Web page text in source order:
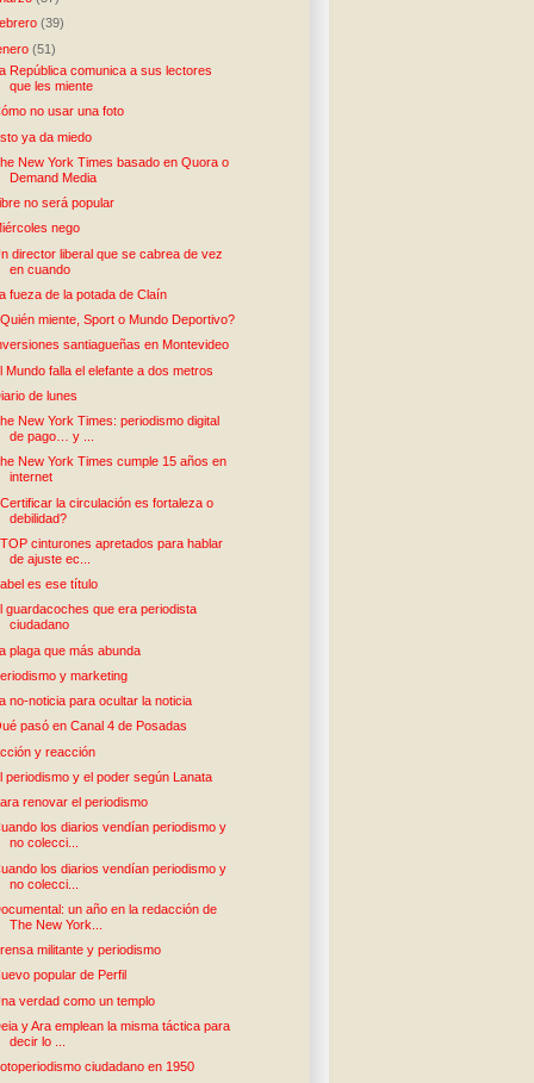
(39)
(51)
República comunica a sus lectores
que les miente
no usar una foto
ya da miedo
New York Times basado en Quora o
Demand Media
no será popular
nego
director liberal que se cabrea de vez
en cuando
fueza de la potada de Claín
miente, Sport o Mundo Deportivo?
santiagueñas en Montevideo
Mundo falla el elefante a dos metros
de lunes
New York Times: periodismo digital
de pago… y ...
New York Times cumple 15 años en
internet
la circulación es fortaleza o
debilidad?
cinturones apretados para hablar
de ajuste ec...
es ese título
guardacoches que era periodista
ciudadano
plaga que más abunda
y marketing
no-noticia para ocultar la noticia
pasó en Canal 4 de Posadas
y reacción
periodismo y el poder según Lanata
renovar el periodismo
los diarios vendían periodismo y
no colecci...
los diarios vendían periodismo y
no colecci...
un año en la redacción de
The New York...
militante y periodismo
popular de Perfil
verdad como un templo
y Ara emplean la misma táctica para
decir lo ...
ciudadano en 1950